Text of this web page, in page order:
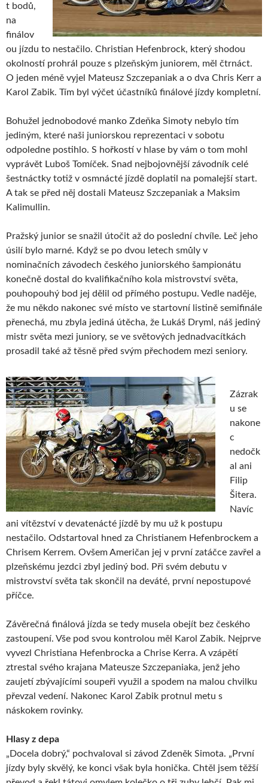
t bodů,
na
finálov
ou jízdu to nestačilo. Christian Hefenbrock, který shodou
okolností prohrál pouze s plzeňským juniorem, měl čtrnáct.
O jeden méně vyjel Mateusz Szczepaniak a o dva Chris Kerr a
Karol Zabik. Tím byl výčet účastníků finálové jízdy kompletní.
Bohužel jednobodové manko Zdeňka Simoty nebylo tím
jediným, které naši juniorskou reprezentaci v sobotu
odpoledne postihlo. S hořkostí v hlase by vám o tom mohl
vyprávět Luboš Tomíček. Snad nejbojovnější závodník celé
šestnáctky totiž v osmnácté jízdě doplatil na pomalejší start.
A tak se před něj dostali Mateusz Szczepaniak a Maksim
Kalimullin.
Pražský junior se snažil útočit až do poslední chvíle. Leč jeho
úsilí bylo marné. Když se po dvou letech smůly v
nominačních závodech českého juniorského šampionátu
konečně dostal do kvalifikačního kola mistrovství světa,
pouhopouhý bod jej dělil od přímého postupu. Vedle naděje,
že mu někdo nakonec své místo ve startovní listině semifinále
přenechá, mu zbyla jediná útěcha, že Lukáš Dryml, náš jediný
mistr světa mezi juniory, se ve světových jednadvacítkách
prosadil také až těsně před svým přechodem mezi seniory.
Zázrak
u se
nakone
c
nedočk
al ani
Filip
Šitera.
Navíc
ani vítězství v devatenácté jízdě by mu už k postupu
nestačilo. Odstartoval hned za Christianem Hefenbrockem a
Chrisem Kerrem. Ovšem Američan jej v první zatáčce zavřel a
plzeňskému jezdci zbyl jediný bod. Při svém debutu v
mistrovství světa tak skončil na deváté, první nepostupové
příčce.
Závěrečná finálová jízda se tedy musela obejít bez českého
zastoupení. Vše pod svou kontrolou měl Karol Zabik. Nejprve
vyvezl Christiana Hefenbrocka a Chrise Kerra. A vzápětí
ztrestal svého krajana Mateusze Szczepaniaka, jenž jeho
zaujetí zbývajícími soupeři využil a spodem na malou chvilku
převzal vedení. Nakonec Karol Zabik protnul metu s
náskokem rovinky.
Hlasy z depa
„Docela dobrý,“ pochvaloval si závod Zdeněk Simota. „První
jízdy byly skvělý, ke konci však byla honička. Chtěl jsem těžší